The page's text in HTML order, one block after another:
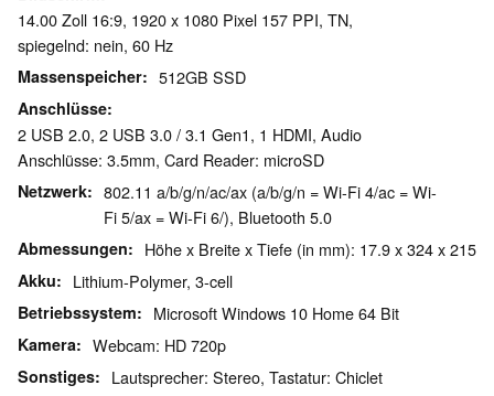
14.00 Zoll 16:9, 1920 x 1080 Pixel 157 PPI, TN,
spiegelnd: nein, 60 Hz
Massenspeicher 512GB SSD
Anschlüsse
2 USB 2.0, 2 USB 3.0 / 3.1 Gen1, 1 HDMI, Audio
Anschlüsse: 3.5mm, Card Reader: microSD
Netzwerk
802.11 a/b/g/n/ac/ax (a/b/g/n = Wi-Fi 4/ac = Wi-
Fi 5/ax = Wi-Fi 6/), Bluetooth 5.0
Abmessungen Höhe x Breite x Tiefe (in mm): 17.9 x 324 x 215
Akku Lithium-Polymer, 3-cell
Betriebssystem Microsoft Windows 10 Home 64 Bit
Kamera Webcam: HD 720p
Sonstiges Lautsprecher: Stereo, Tastatur: Chiclet